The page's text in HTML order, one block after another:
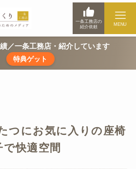
一条工務店の
紹介依頼
MENU
／一条工務店・紹介しています
特典ゲット
つにお気に入りの座椅
で快適空間